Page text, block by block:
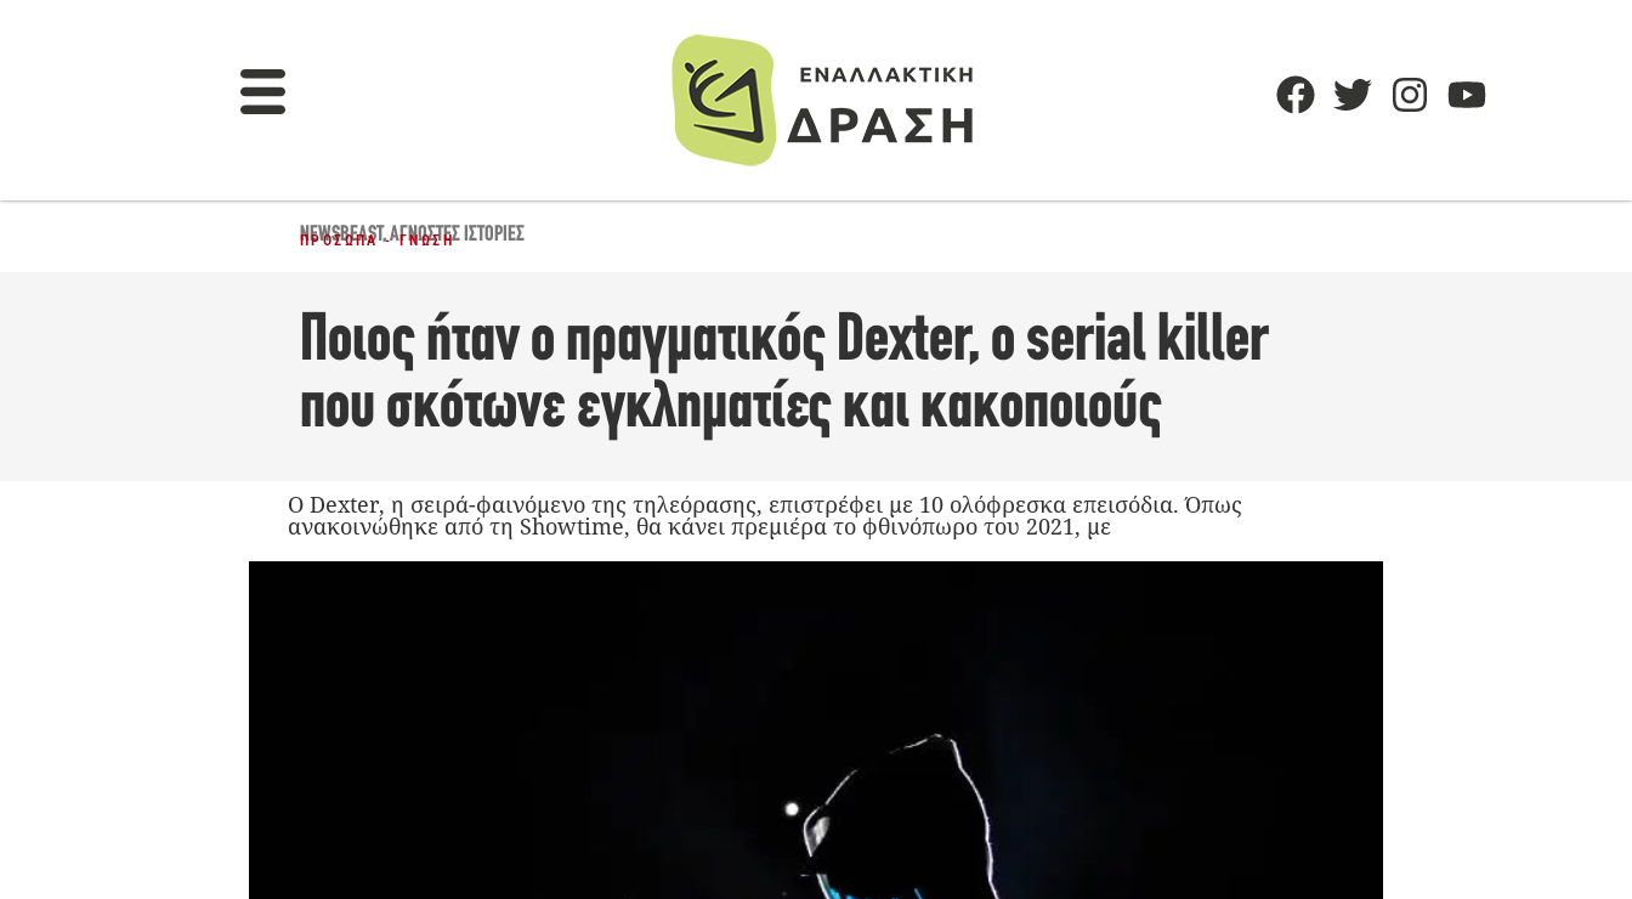
NEWSBEAST,ΆΓΝΩΣΤΕΣ ΙΣΤΟΡΊΕΣ
ΠΡΌΣΩΠΑ - ΓΝΏΣΗ
Ποιος ήταν ο πραγματικός Dexter, ο serial killer
που σκότωνε εγκληματίες και κακοποιούς
Ο Dexter, η σειρά-φαινόμενο της τηλεόρασης, επιστρέφει με 10 ολόφρεσκα επεισόδια. Όπως
ανακοινώθηκε από τη Showtime, θα κάνει πρεμιέρα το φθινόπωρο του 2021, με